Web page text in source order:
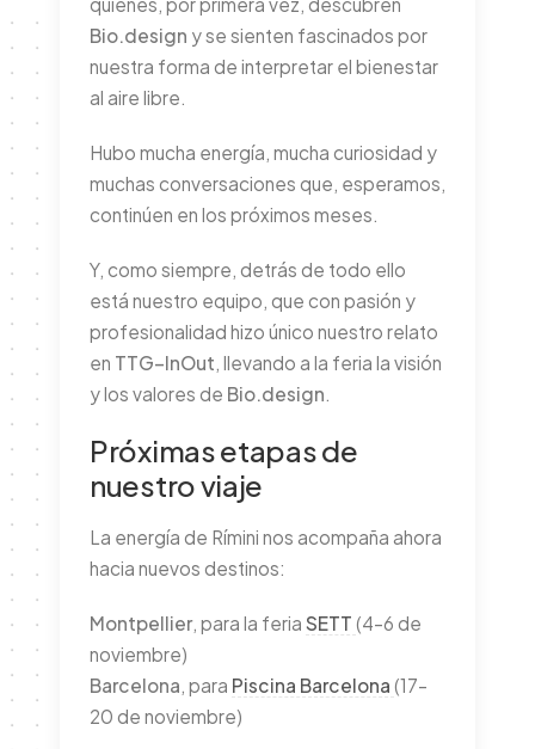
Bio.design y se sienten fascinados por
nuestra forma de interpretar el bienestar
al aire libre.
Hubo mucha energía, mucha curiosidad y
muchas conversaciones que, esperamos,
continúen en los próximos meses.
Y, como siempre, detrás de todo ello
está nuestro equipo, que con pasión y
profesionalidad hizo único nuestro relato
en TTG–InOut , llevando a la feria la visión
y los valores de Bio.design
Próximas etapas de
nuestro viaje
La energía de Rímini nos acompaña ahora
hacia nuevos destinos:
Montpellier, para la feria SETT (4–6 de
noviembre)
Barcelona, para Piscina Barcelona (17–
20 de noviembre)